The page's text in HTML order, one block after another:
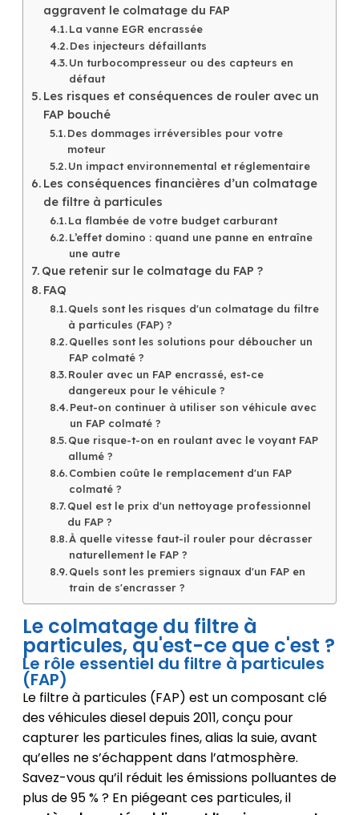
aggravent le colmatage du FAP
La vanne EGR encrassée
Des injecteurs défaillants
Un turbocompresseur ou des capteurs en
défaut
Les risques et conséquences de rouler avec un
FAP bouché
Des dommages irréversibles pour votre
moteur
Un impact environnemental et réglementaire
Les conséquences financières d’un colmatage
de filtre à particules
La flambée de votre budget carburant
L’effet domino : quand une panne en entraîne
une autre
Que retenir sur le colmatage du FAP ?
FAQ
Quels sont les risques d'un colmatage du filtre
à particules (FAP) ?
Quelles sont les solutions pour déboucher un
FAP colmaté ?
Rouler avec un FAP encrassé, est-ce
dangereux pour le véhicule ?
Peut-on continuer à utiliser son véhicule avec
un FAP colmaté ?
Que risque-t-on en roulant avec le voyant FAP
allumé ?
Combien coûte le remplacement d'un FAP
colmaté ?
Quel est le prix d'un nettoyage professionnel
du FAP ?
À quelle vitesse faut-il rouler pour décrasser
naturellement le FAP ?
Quels sont les premiers signaux d'un FAP en
train de s'encrasser ?
Le colmatage du filtre à
particules, qu'est-ce que c'est ?
Le rôle essentiel du filtre à particules
(FAP)
Le filtre à particules (FAP) est un composant clé
des véhicules diesel depuis 2011, conçu pour
capturer les particules fines, alias la suie, avant
qu’elles ne s’échappent dans l’atmosphère.
Savez-vous qu’il réduit les émissions polluantes de
plus de 95 % ? En piégeant ces particules, il